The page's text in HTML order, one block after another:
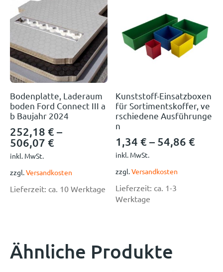
Bodenplatte, Laderaum
boden Ford Connect III a
b Baujahr 2024
252,18 € –
506,07 €
inkl. MwSt.
zzgl.Versandkosten
Lieferzeit: ca. 10 Werktage
Kunststoff-Einsatzboxen
für Sortimentskoffer, ve
rschiedene Ausführunge
n
1,34€ – 54,86€
inkl. MwSt.
zzgl.Versandkosten
Lieferzeit: ca. 1-3
Werktage
Ähnliche Produkte